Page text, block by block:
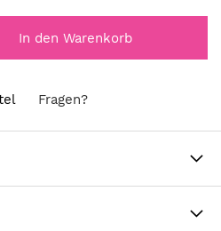
In den Warenkorb
Fragen?